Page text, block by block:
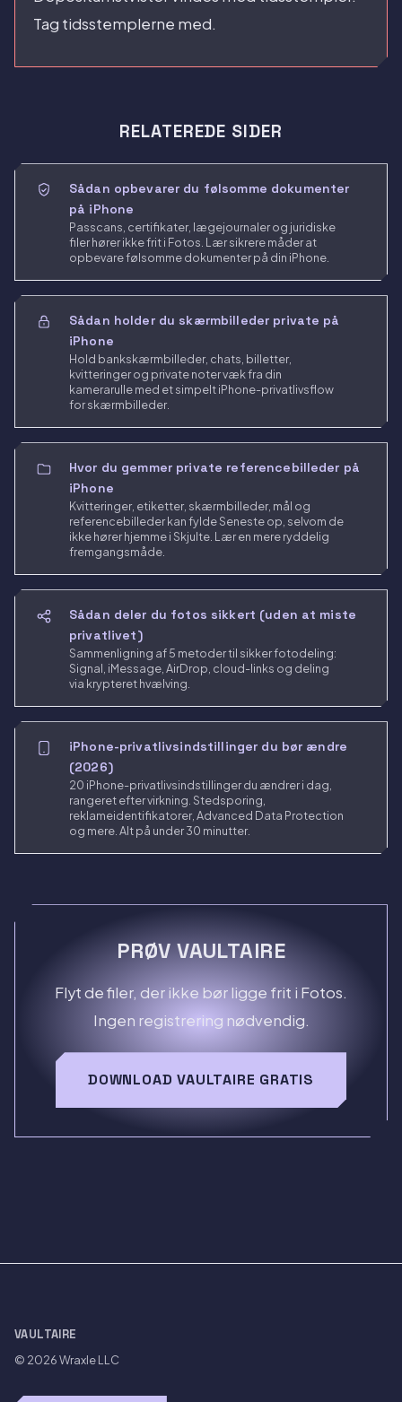
Tag tidsstemplerne med.
RELATEREDE SIDER
Sådan opbevarer du følsomme dokumenter
på iPhone
Passcans, certifikater, lægejournaler og juridiske
filer hører ikke frit i Fotos. Lær sikrere måder at
opbevare følsomme dokumenter på din iPhone.
Sådan holder du skærmbilleder private på
iPhone
Hold bankskærmbilleder, chats, billetter,
kvitteringer og private noter væk fra din
kamerarulle med et simpelt iPhone-privatlivsflow
for skærmbilleder.
Hvor du gemmer private referencebilleder på
iPhone
Kvitteringer, etiketter, skærmbilleder, mål og
referencebilleder kan fylde Seneste op, selvom de
ikke hører hjemme i Skjulte. Lær en mere ryddelig
fremgangsmåde.
Sådan deler du fotos sikkert (uden at miste
privatlivet)
Sammenligning af 5 metoder til sikker fotodeling:
Signal, iMessage, AirDrop, cloud-links og deling
via krypteret hvælving.
iPhone-privatlivsindstillinger du bør ændre
(2026)
20 iPhone-privatlivsindstillinger du ændrer i dag,
rangeret efter virkning. Stedsporing,
reklameidentifikatorer, Advanced Data Protection
og mere. Alt på under 30 minutter.
PRØV VAULTAIRE
Flyt de filer, der ikke bør ligge frit i Fotos.
Ingen registrering nødvendig.
DOWNLOAD VAULTAIRE GRATIS
VAULTAIRE
© 2026Wraxle LLC